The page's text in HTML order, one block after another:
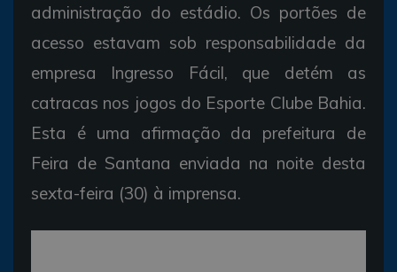
administração do estádio. Os portões de
acesso estavam sob responsabilidade da
empresa Ingresso Fácil, que detém as
catracas nos jogos do Esporte Clube Bahia.
Esta é uma afirmação da prefeitura de
Feira de Santana enviada na noite desta
sexta-feira (30) à imprensa.